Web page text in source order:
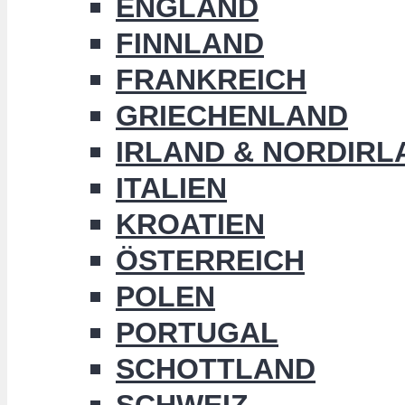
ENGLAND
FINNLAND
FRANKREICH
GRIECHENLAND
IRLAND &
ITALIEN
KROATIEN
ÖSTERREICH
POLEN
PORTUGAL
SCHOTTLAND